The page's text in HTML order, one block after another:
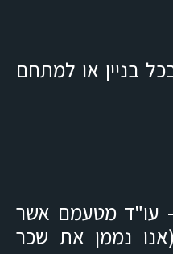
בניין או למתחם
– עו"ד מטעמם אשר
נממן את שכר